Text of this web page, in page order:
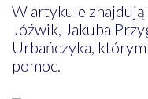
W artykule
Jóźwik, Jakuba
Urbańczyka,
pomoc.